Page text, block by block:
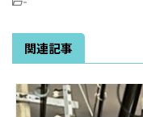
関連記事